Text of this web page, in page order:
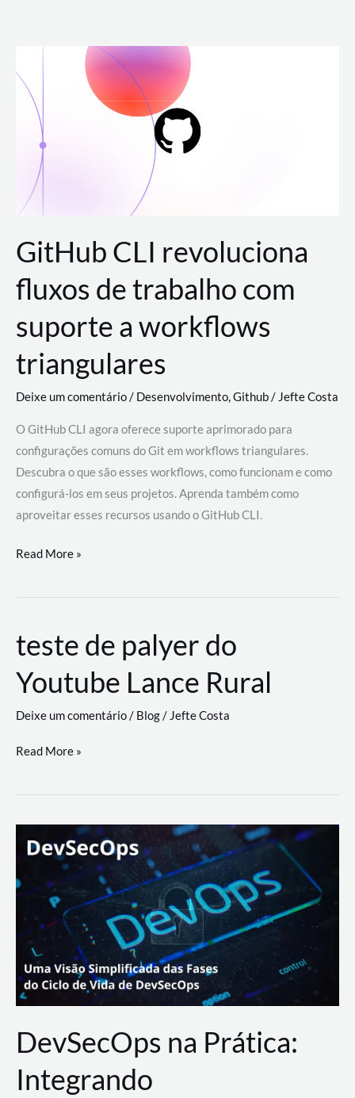
para
conteúdo
GitHub CLI revoluciona
fluxos de trabalho com
suporte a workflows
triangulares
Deixe um comentário/ Desenvolvimento,Github/ Jefte Costa
O GitHub CLI agora oferece suporte aprimorado para
configurações comuns do Git em workflows triangulares.
Descubra o que são esses workflows, como funcionam e como
configurá-los em seus projetos. Aprenda também como
aproveitar esses recursos usando o GitHub CLI.
GitHub
revoluciona
de
trabalho
com
a
workflows
Read More »
teste de palyer do
Youtube Lance Rural
Deixe um comentário/ Blog/ Jefte Costa
teste
palyer
Lance
Rural
Read More »
DevSecOps na Prática:
Integrando